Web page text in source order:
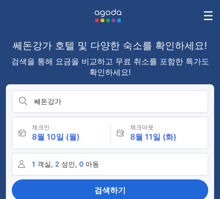
쎄돈강가 호텔 및 다양한 숙소를 확인하세요!
검색을 통해 요금을 비교하고 무료 취소를 포함한 특가도
확인하세요!
쎄돈강가
체크인
8월 10일 (월)
체크아웃
8월 11일 (화)
1 객실, 2 성인, 0 아동
검색하기